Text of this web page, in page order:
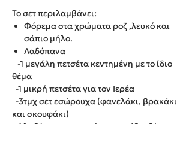
Το σετ περιλαμβάνει:
Φόρεμα στα χρώματα ροζ ,λευκό και
σάπιο μήλο.
Λαδόπανα
-1 μεγάλη πετσέτα κεντημένη με το ίδιο
θέμα
-1 μικρή πετσέτα για τον Ιερέα
-3τμχ σετ εσώρουχα (φανελάκι, βρακάκι
και σκουφάκι)
-1 λαδόπανο κεντημένο με το ίδιο θέμα